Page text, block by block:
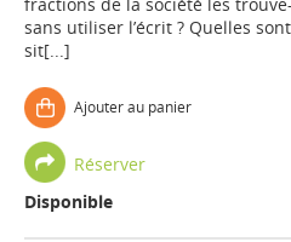
sans utiliser l’écrit ? Quelles
sit[...]
Ajouter au panier
Réserver
Disponible